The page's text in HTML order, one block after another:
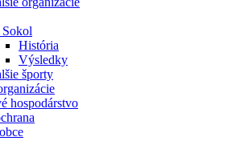
Sokol
História
Výsledky
športy
hospodárstvo